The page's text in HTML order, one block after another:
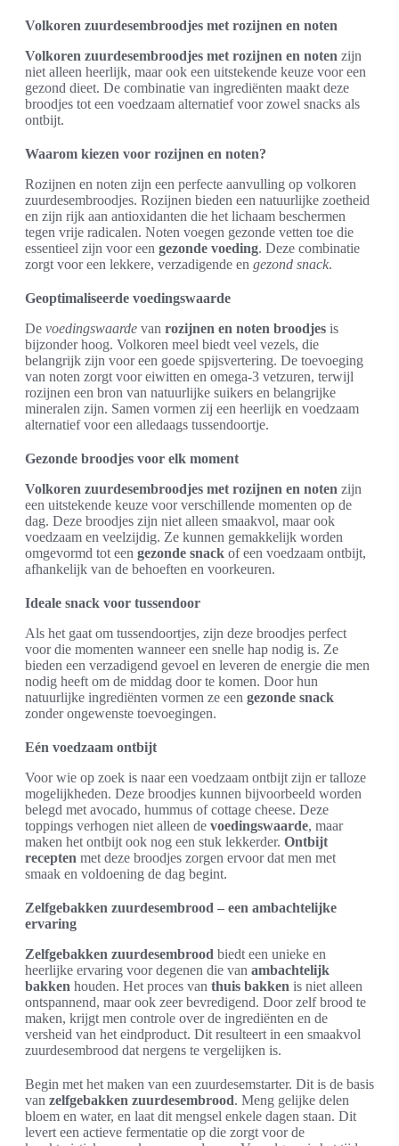
Volkoren zuurdesembroodjes met rozijnen en noten
Volkoren zuurdesembroodjes met rozijnen en noten zijn
niet alleen heerlijk, maar ook een uitstekende keuze voor een
gezond dieet. De combinatie van ingrediënten maakt deze
broodjes tot een voedzaam alternatief voor zowel snacks als
ontbijt.
Waarom kiezen voor rozijnen en noten?
Rozijnen en noten zijn een perfecte aanvulling op volkoren
zuurdesembroodjes. Rozijnen bieden een natuurlijke zoetheid
en zijn rijk aan antioxidanten die het lichaam beschermen
tegen vrije radicalen. Noten voegen gezonde vetten toe die
essentieel zijn voor een gezonde voeding. Deze combinatie
zorgt voor een lekkere, verzadigende en gezond snack.
Geoptimaliseerde voedingswaarde
De voedingswaarde van rozijnen en noten broodjes is
bijzonder hoog. Volkoren meel biedt veel vezels, die
belangrijk zijn voor een goede spijsvertering. De toevoeging
van noten zorgt voor eiwitten en omega-3 vetzuren, terwijl
rozijnen een bron van natuurlijke suikers en belangrijke
mineralen zijn. Samen vormen zij een heerlijk en voedzaam
alternatief voor een alledaags tussendoortje.
Gezonde broodjes voor elk moment
Volkoren zuurdesembroodjes met rozijnen en noten zijn
een uitstekende keuze voor verschillende momenten op de
dag. Deze broodjes zijn niet alleen smaakvol, maar ook
voedzaam en veelzijdig. Ze kunnen gemakkelijk worden
omgevormd tot een gezonde snack of een voedzaam ontbijt,
afhankelijk van de behoeften en voorkeuren.
Ideale snack voor tussendoor
Als het gaat om tussendoortjes, zijn deze broodjes perfect
voor die momenten wanneer een snelle hap nodig is. Ze
bieden een verzadigend gevoel en leveren de energie die men
nodig heeft om de middag door te komen. Door hun
natuurlijke ingrediënten vormen ze een gezonde snack
zonder ongewenste toevoegingen.
Eén voedzaam ontbijt
Voor wie op zoek is naar een voedzaam ontbijt zijn er talloze
mogelijkheden. Deze broodjes kunnen bijvoorbeeld worden
belegd met avocado, hummus of cottage cheese. Deze
toppings verhogen niet alleen de voedingswaarde, maar
maken het ontbijt ook nog een stuk lekkerder. Ontbijt
recepten met deze broodjes zorgen ervoor dat men met
smaak en voldoening de dag begint.
Zelfgebakken zuurdesembrood – een ambachtelijke
ervaring
Zelfgebakken zuurdesembrood biedt een unieke en
heerlijke ervaring voor degenen die van ambachtelijk
bakken houden. Het proces van thuis bakken is niet alleen
ontspannend, maar ook zeer bevredigend. Door zelf brood te
maken, krijgt men controle over de ingrediënten en de
versheid van het eindproduct. Dit resulteert in een smaakvol
zuurdesembrood dat nergens te vergelijken is.
Begin met het maken van een zuurdesemstarter. Dit is de basis
van zelfgebakken zuurdesembrood. Meng gelijke delen
bloem en water, en laat dit mengsel enkele dagen staan. Dit
levert een actieve fermentatie op die zorgt voor de